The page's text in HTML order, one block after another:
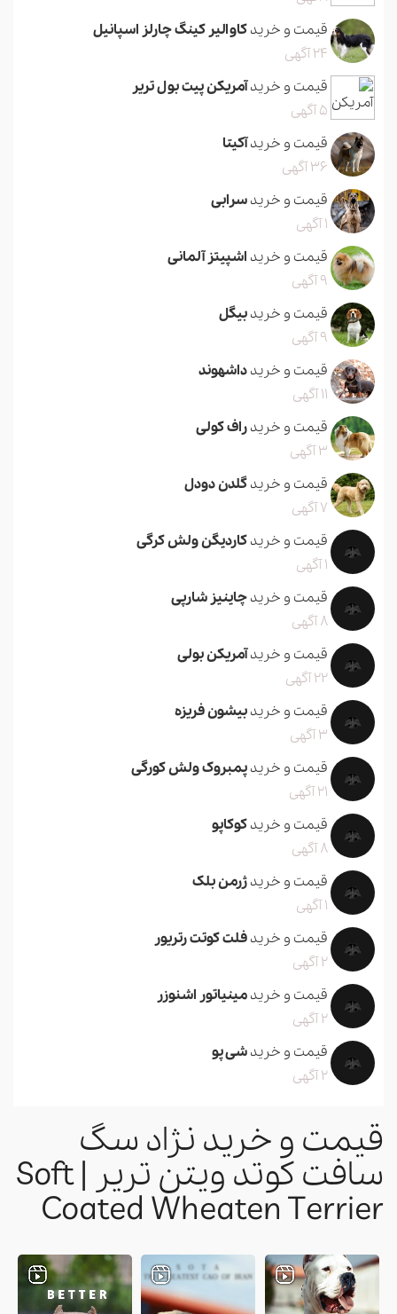
قیمت و خریدکاوالیر کینگ چارلز اسپانیل
24 آگهی
قیمت و خریدآمریکن پیت بول تریر
5 آگهی
قیمت و خریدآکیتا
36 آگهی
قیمت و خریدسرابی
1 آگهی
قیمت و خرید اشپیتز آلمانی
9 آگهی
قیمت و خریدبیگل
9 آگهی
قیمت و خریدداشهوند
11 آگهی
قیمت و خریدراف کولی
3 آگهی
قیمت و خریدگلدن دودل
7 آگهی
قیمت و خریدکاردیگن ولش کرگی
1 آگهی
قیمت و خریدچاینیز شارپی
8 آگهی
قیمت و خریدآمریکن بولی
22 آگهی
قیمت و خریدبیشون فریزه
3 آگهی
قیمت و خریدپمبروک ولش کورگی
21 آگهی
قیمت و خریدکوکاپو
8 آگهی
قیمت و خریدژرمن بلک
1 آگهی
قیمت و خریدفلت کوتت رتریور
2 آگهی
قیمت و خریدمینیاتور اشنوزر
2 آگهی
قیمت و خریدشی پو
2 آگهی
قیمت و خرید نژاد سگ
سافت کوتد ویتن تریر | Soft
Coated Wheaten Terrier